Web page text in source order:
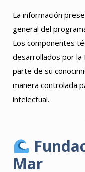
La información
general del
Los componentes
desarrollados por la
parte de su
manera controlada
intelectual.
Mar